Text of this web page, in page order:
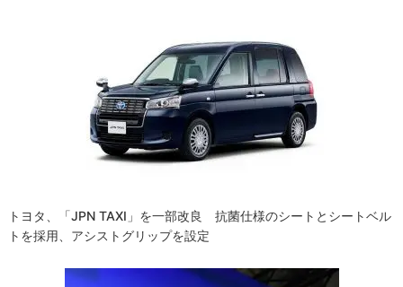
トヨタ、「JPN TAXI」を一部改良 抗菌仕様のシートとシートベル
トを採用、アシストグリップを設定